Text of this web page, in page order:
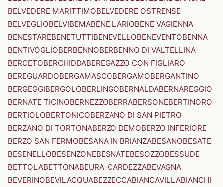
BELVEDERE MARITTIMOBELVEDERE OSTRENSE
BELVEGLIOBELVIBEMABENE LARIOBENE VAGIENNA
BENESTAREBENETUTTIBENEVELLOBENEVENTOBENNA
BENTIVOGLIOBERBENNOBERBENNO DI VALTELLINA
BERCETOBERCHIDDABEREGAZZO CON FIGLIARO
BEREGUARDOBERGAMASCOBERGAMOBERGANTINO
BERGEGGIBERGOLOBERLINGOBERNALDABERNAREGGIO
BERNATE TICINOBERNEZZOBERRABERSONEBERTINORO
BERTIOLOBERTONICOBERZANO DI SAN PIETRO
BERZANO DI TORTONABERZO DEMOBERZO INFERIORE
BERZO SAN FERMOBESANA IN BRIANZABESANOBESATE
BESENELLOBESENZONEBESNATEBESOZZOBESSUDE
BETTOLABETTONABEURA-CARDEZZABEVAGNA
BEVERINOBEVILACQUABEZZECCABIANCAVILLABIANCHI